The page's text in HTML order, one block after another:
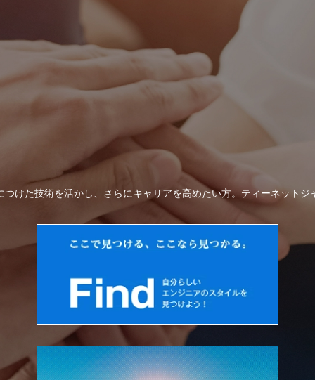
けた技術を活かし、さらにキャリアを高めたい方。ティーネット